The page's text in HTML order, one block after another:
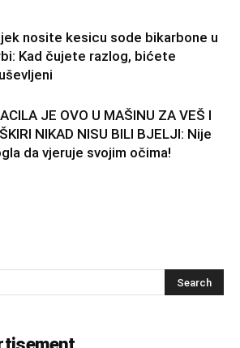
nosite kesicu sode bikarbone u
Kad čujete razlog, bićete
JE OVO U MAŠINU ZA VEŠ I
NIKAD NISU BILI BJELJI: Nije
da vjeruje svojim očima!